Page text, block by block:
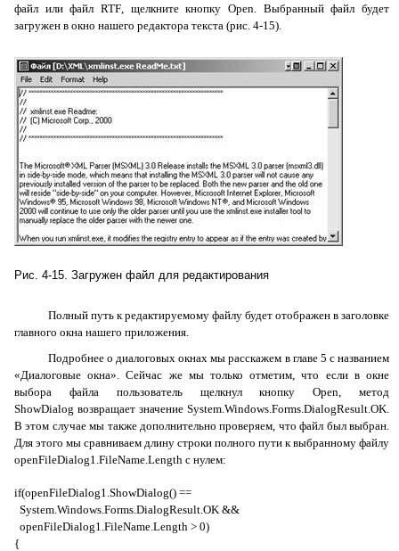
файл или файл RTF , щелкните кнопку Open . Выбранный файл будет
загружен в окно нашего редактора текста (рис. 4-15).
Рис. 4-15. Загружен файл для редактирования
Полный путь к редактируемому файлу будет отображен в заголовке
главного окна нашего приложения.
Подробнее о диалоговых окнах мы расскажем в главе 5 с названием
«Диалоговые окна». Сейчас же мы только отметим, что если в окне
выбора файла пользователь щелкнул кнопкуOpen , метод
ShowDialog возвращает значение System.Windows.Forms.DialogResult.OK
В этом случае мы также дополнительно проверяем, что файл был выбран.
Для этого мы сравниваем длину строки полного пути к выбранному файлу
openFileDialog1.FileName.Length с нулем:
if(openFileDialog1. ShowDialog() ==
System Windows Forms DialogResult OK &&
openFileDialog1. FileName Length > 0)
{